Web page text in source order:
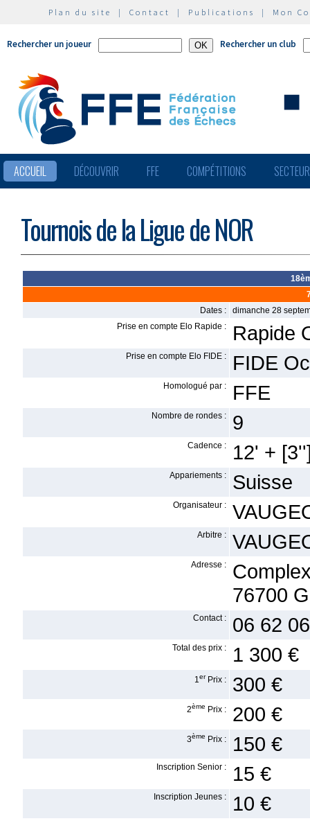
Plan du site | Contact | Publications | Mon
Rechercher un joueur Rechercher un club
ACCUEIL DÉCOUVRIR FFE COMPÉTITIONS
Tournois de la Ligue de NOR
Dates :
dimanche 28
Prise en compte Elo Rapide :
Rapide
Prise en compte Elo FIDE : FIDE
Homologué par : FFE
Nombre de rondes : 9
Cadence : 12' +
Appariements : Suisse
Organisateur :
Arbitre :
Adresse :
76700
Contact : 06 62
Total des prix : 1 300 €
1er Prix : 300 €
2ème Prix : 200 €
3ème Prix : 150 €
Inscription Senior : 15 €
Inscription Jeunes : 10 €